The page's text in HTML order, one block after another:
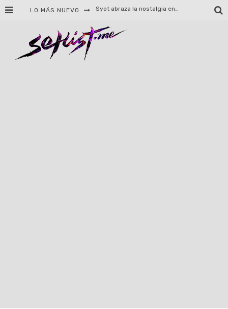
LO MÁS NUEVO Helloween celebrará 40 años de historia con conciertos en Ciudad de México y Guadalajara